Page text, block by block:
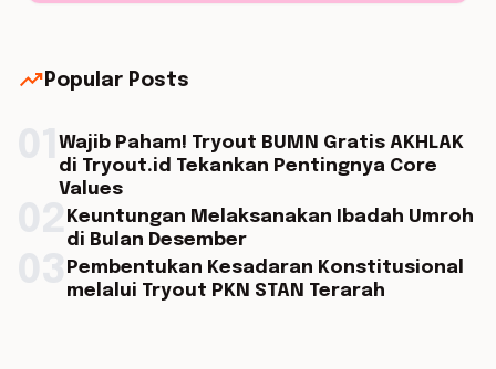
trending_up Popular Posts
Wajib Paham! Tryout BUMN Gratis AKHLAK
di Tryout.id Tekankan Pentingnya Core
Values
Keuntungan Melaksanakan Ibadah Umroh
di Bulan Desember
Pembentukan Kesadaran Konstitusional
melalui Tryout PKN STAN Terarah